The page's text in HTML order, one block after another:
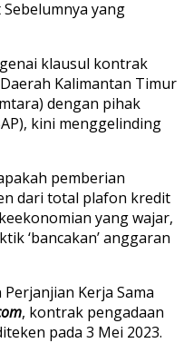
klausul kontrak
Kalimantan Timur
dengan pihak
kini menggelinding
pemberian
dari total plafon kredit
yang wajar,
‘bancakan’ anggaran
Kerja Sama
, kontrak pengadaan
pada 3 Mei 2023.